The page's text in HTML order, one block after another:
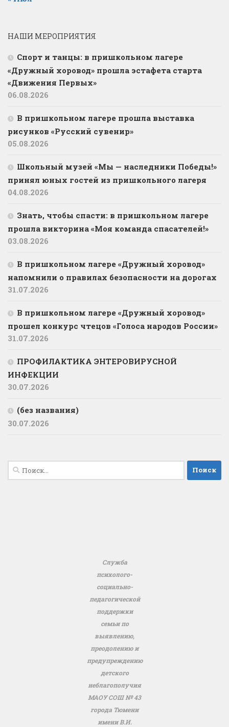
НАШИ МЕРОПРИЯТИЯ
Спорт и танцы: в пришкольном лагере
«Дружный хоровод» прошла эстафета старта
«Движения Первых»
06.08.2026
В пришкольном лагере прошла выставка
рисунков «Русский сувенир»
05.08.2026
Школьный музей «Мы — наследники Победы!»
принял юных гостей из пришкольного лагеря
04.08.2026
Знать, чтобы спасти: в пришкольном лагере
прошла викторина «Моя команда спасателей!»
03.08.2026
В пришкольном лагере «Дружный хоровод»
напомнили о правилах безопасности на дорогах
31.07.2026
В пришкольном лагере «Дружный хоровод»
прошел конкурс чтецов «Голоса народов России»
31.07.2026
ПРОФИЛАКТИКА ЭНТЕРОВИРУСНОЙ
ИНФЕКЦИИ
30.07.2026
(без названия)
30.07.2026
Найти:
Служба
психолого-
социально-
педагогической
поддержки
семьи по
выявлению,
преодолению и
предупреждению
детского
неблагополучия
МАОУ СОШ № 43
города Тюмени
имени В.И.